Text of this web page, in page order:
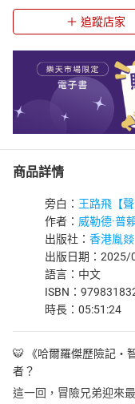
追蹤店家
商品詳情
旁白： 王路飛【聲
作者： 威勒德·普
出版社： 香港胤燚
出版日期：2025/
語言：中文
ISBN：
時長：05:51:24
🐯 《哈爾羅傑歷險記‧
者？
這一回，冒險兄弟迎來